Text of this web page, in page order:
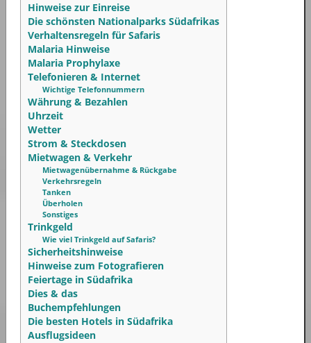
Hinweise zur Einreise
Die schönsten Nationalparks Südafrikas
Verhaltensregeln für Safaris
Malaria Hinweise
Malaria Prophylaxe
Telefonieren & Internet
Wichtige Telefonnummern
Währung & Bezahlen
Uhrzeit
Wetter
Strom & Steckdosen
Mietwagen & Verkehr
Mietwagenübernahme & Rückgabe
Verkehrsregeln
Tanken
Überholen
Sonstiges
Trinkgeld
Wie viel Trinkgeld auf Safaris?
Sicherheitshinweise
Hinweise zum Fotografieren
Feiertage in Südafrika
Dies & das
Buchempfehlungen
Die besten Hotels in Südafrika
Ausflugsideen